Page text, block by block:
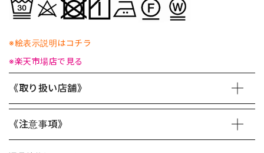
※絵表示説明はコチラ
※楽天市場店で見る
《取り扱い店舗》
《注意事項》